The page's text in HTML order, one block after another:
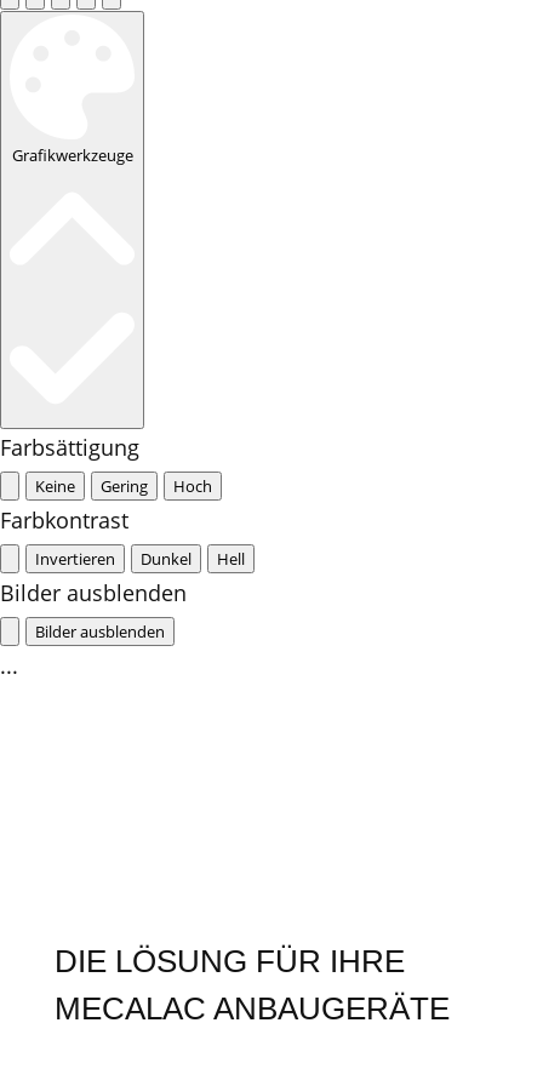
Grafikwerkzeuge
Farbsättigung
Keine Gering Hoch
Farbkontrast
Invertieren Dunkel Hell
Bilder ausblenden
Bilder ausblenden
...
DIE LÖSUNG FÜR IHRE
MECALAC ANBAUGERÄTE